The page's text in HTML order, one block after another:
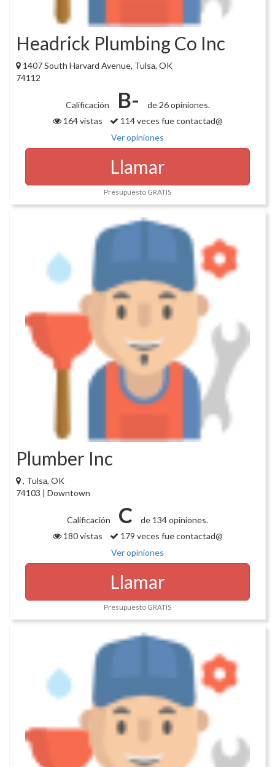
Headrick Plumbing Co Inc
1407 South Harvard Avenue, Tulsa, OK
74112
Calificación B-
de 26 opiniones.
164 vistas
114 veces fue contactad@
Ver opiniones
Llamar
Presupuesto GRATIS
Plumber Inc
, Tulsa, OK
74103 | Downtown
Calificación C
de 134 opiniones.
180 vistas
179 veces fue contactad@
Ver opiniones
Llamar
Presupuesto GRATIS